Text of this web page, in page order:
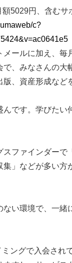
5029円、含むサ
c?
メールに加え、毎
で、みなさんの大
、資産形成など
んです。学びたい
スファインダーで
集」などが多い方
ない環境で、一緒
ングで入会され